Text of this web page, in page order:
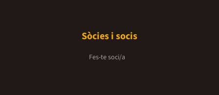
Sòcies i socis
Fes-te soci/a